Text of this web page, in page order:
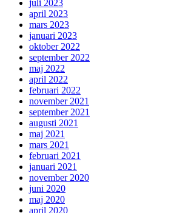
juli 2023
april 2023
mars 2023
januari 2023
oktober 2022
september 2022
maj 2022
april 2022
februari 2022
november 2021
september 2021
augusti 2021
maj 2021
mars 2021
februari 2021
januari 2021
november 2020
juni 2020
maj 2020
april 2020